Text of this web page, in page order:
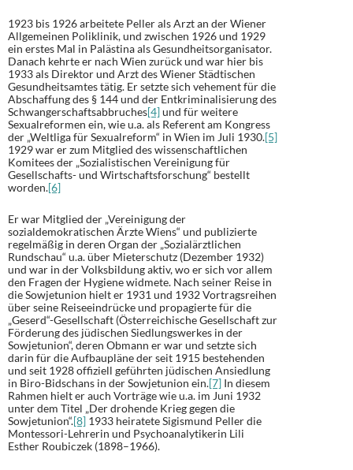
1923 bis 1926 arbeitete Peller als Arzt an der Wiener
Allgemeinen Poliklinik, und zwischen 1926 und 1929
ein erstes Mal in Palästina als Gesundheitsorganisator.
Danach kehrte er nach Wien zurück und war hier bis
1933 als Direktor und Arzt des Wiener Städtischen
Gesundheitsamtes tätig. Er setzte sich vehement für die
Abschaffung des § 144 und der Entkriminalisierung des
Schwangerschaftsabbruches[4]und für weitere
Sexualreformen ein, wie u.a. als Referent am Kongress
der „Weltliga für Sexualreform“ in Wien im Juli 1930.[5]
1929 war er zum Mitglied des wissenschaftlichen
Komitees der „Sozialistischen Vereinigung für
Gesellschafts- und Wirtschaftsforschung“ bestellt
worden.[6]
Er war Mitglied der „Vereinigung der
sozialdemokratischen Ärzte Wiens“ und publizierte
regelmäßig in deren Organ der „Sozialärztlichen
Rundschau“ u.a. über Mieterschutz (Dezember 1932)
und war in der Volksbildung aktiv, wo er sich vor allem
den Fragen der Hygiene widmete. Nach seiner Reise in
die Sowjetunion hielt er 1931 und 1932 Vortragsreihen
über seine Reiseeindrücke und propagierte für die
„Geserd“-Gesellschaft (Österreichische Gesellschaft zur
Förderung des jüdischen Siedlungswerkes in der
Sowjetunion“, deren Obmann er war und setzte sich
darin für die Aufbaupläne der seit 1915 bestehenden
und seit 1928 offiziell geführten jüdischen Ansiedlung
in Biro-Bidschans in der Sowjetunion ein.[7] In diesem
Rahmen hielt er auch Vorträge wie u.a. im Juni 1932
unter dem Titel „Der drohende Krieg gegen die
Sowjetunion“.[8] 1933 heiratete Sigismund Peller die
Montessori-Lehrerin und Psychoanalytikerin Lili
Esther Roubiczek (1898–1966).